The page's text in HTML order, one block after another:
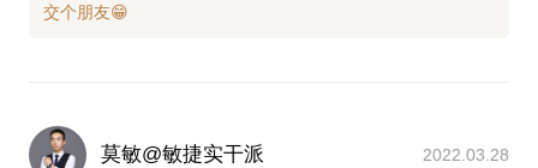
莫敏@敏捷实干派 2022.03.28